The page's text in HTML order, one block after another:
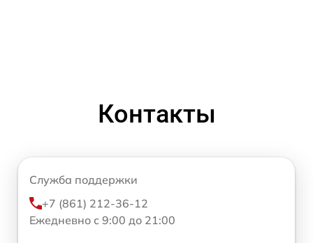
Контакты
Служба поддержки
+7 (861) 212-36-12
Ежедневно с 9:00 до 21:00